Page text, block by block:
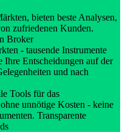
bieten beste Analysen,
zufriedenen Kunden.
Broker
- tausende Instrumente
Ihre Entscheidungen auf der
und nach
Tools für das
unnötige Kosten - keine
Transparente